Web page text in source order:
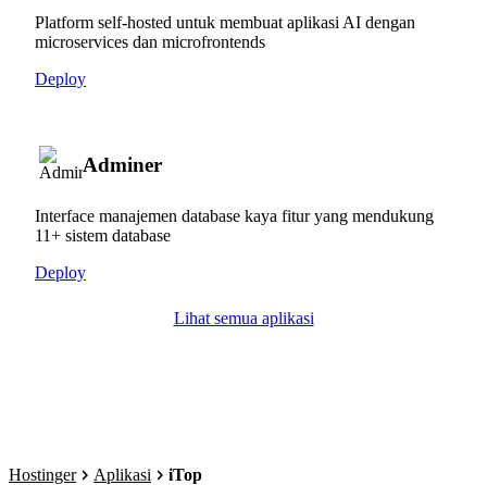
Platform self-hosted untuk membuat aplikasi AI dengan
microservices dan microfrontends
Deploy
Adminer
Interface manajemen database kaya fitur yang mendukung
11+ sistem database
Deploy
Lihat semua aplikasi
Hostinger Aplikasi iTop